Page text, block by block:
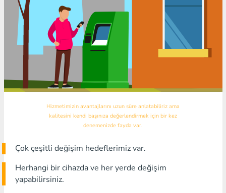
Hizmetimizin avantajlarını uzun süre anlatabiliriz ama
kalitesini kendi başınıza değerlendirmek için bir kez
denemenizde fayda var.
Çok çeşitli değişim hedeflerimiz var.
Herhangi bir cihazda ve her yerde değişim
yapabilirsiniz.